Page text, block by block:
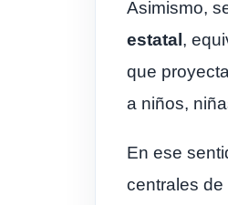
Asimismo,
estatal ,
que
a niños,
En ese
centrales